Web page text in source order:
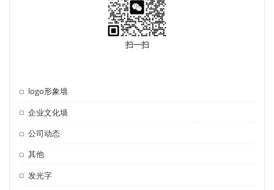
扫一扫
logo形象墙
企业文化墙
公司动态
其他
发光字